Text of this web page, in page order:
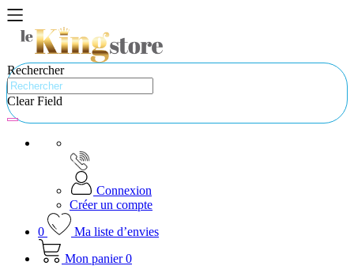
Rechercher
Clear Field
Connexion
Créer un compte
0
Ma liste d’envies
Mon panier 0